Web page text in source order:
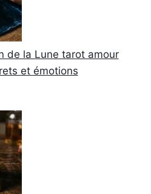
de la Lune tarot amour
et émotions